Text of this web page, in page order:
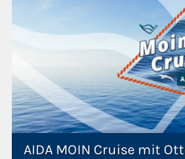
AIDA MOIN Cruise mit